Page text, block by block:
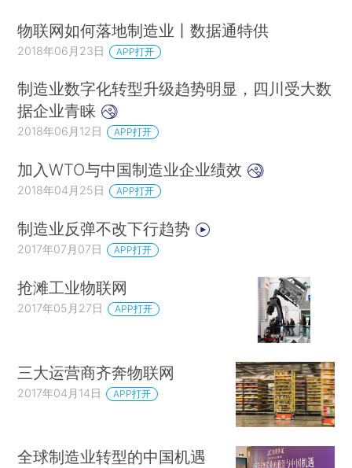
物联网如何落地制造业丨数据通特供
2018年06月23日 APP打开
制造业数字化转型升级趋势明显，四川受大数
据企业青睐
2018年06月12日 APP打开
加入WTO与中国制造业企业绩效
2018年04月25日 APP打开
制造业反弹不改下行趋势
2017年07月07日 APP打开
抢滩工业物联网
2017年05月27日 APP打开
三大运营商齐奔物联网
2017年04月14日 APP打开
全球制造业转型的中国机遇